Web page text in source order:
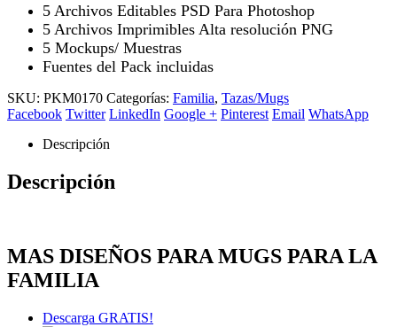
5 Archivos Editables PSD Para Photoshop
5 Archivos Imprimibles Alta resolución PNG
5 Mockups/ Muestras
Fuentes del Pack incluidas
SKU: PKM0170 Categorías: Familia, Tazas/Mugs
Facebook Twitter LinkedIn Google + Pinterest Email WhatsApp
Descripción
Descripción
MAS DISEÑOS PARA MUGS PARA LA
FAMILIA
Descarga GRATIS!